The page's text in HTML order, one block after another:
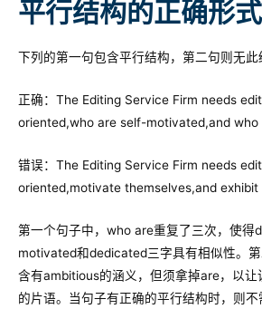
平行结构的正确形式
下列的第一句包含平行结构，第二句则无此
正确：The Editing Service Firm needs
oriented,who are self-motivated,and who
错误：The Editing Service Firm needs
oriented,motivate themselves,and exhibit
第一个句子中，who are重复了三次，使
motivated和dedicated三字具有相似性。
含有ambitious的涵义，但须拿掉are，以让
的片语。当句子有正确的平行结构时，则不